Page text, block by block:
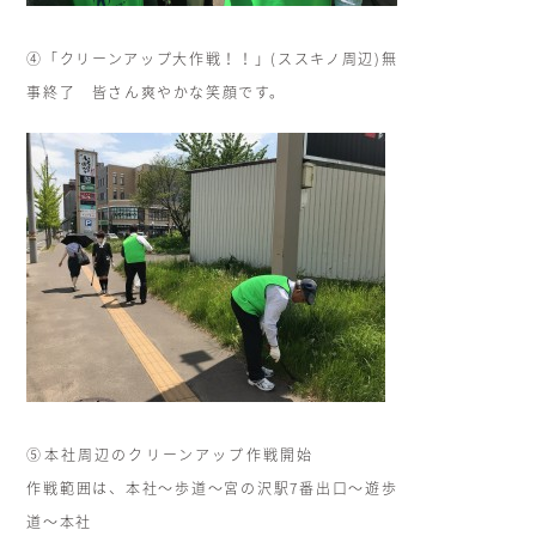
④「クリーンアップ大作戦！！」(ススキノ周辺)無
事終了 皆さん爽やかな笑顔です。
⑤本社周辺のクリーンアップ作戦開始
作戦範囲は、本社～歩道～宮の沢駅7番出口～遊歩
道～本社